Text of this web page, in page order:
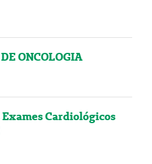
ONCOLOGIA
Cardiológicos